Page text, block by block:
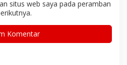
situs web saya pada peramban